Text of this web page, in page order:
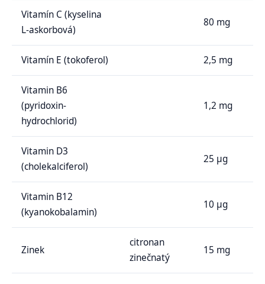
Vitamín C (kyselina
L-askorbová)
80 mg
Vitamín E (tokoferol) 2,5 mg
Vitamin B6
(pyridoxin-
hydrochlorid)
1,2 mg
Vitamin D3
(cholekalciferol)
25 μg
Vitamin B12
(kyanokobalamin)
10 μg
Zinek
citronan
zinečnatý
15 mg